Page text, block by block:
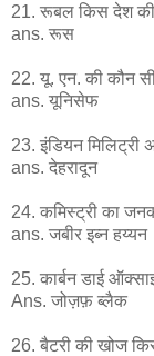
21. रूबल किस देश की
ans. रूस
22. यू. एन. की कौन
ans. यूनिसेफ
23. इंडियन मिलिट्री
ans. देहरादून
24. कमिस्ट्री का
ans. जबीर इब्न हय्यन
25. कार्बन डाई
Ans. जोज़फ़ ब्लैक
26. बैटरी की खोज